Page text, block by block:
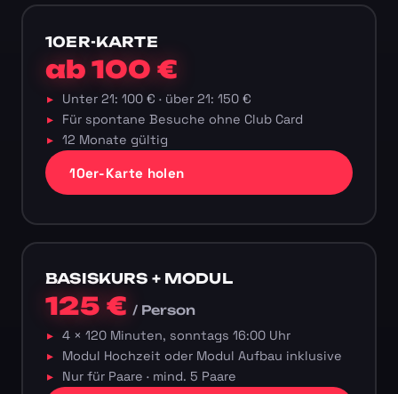
10ER-KARTE
ab 100 €
Unter 21: 100 € · über 21: 150 €
Für spontane Besuche ohne Club Card
12 Monate gültig
10er-Karte holen
BASISKURS + MODUL
125 €/ Person
4 × 120 Minuten, sonntags 16:00 Uhr
Modul Hochzeit oder Modul Aufbau inklusive
Nur für Paare · mind. 5 Paare